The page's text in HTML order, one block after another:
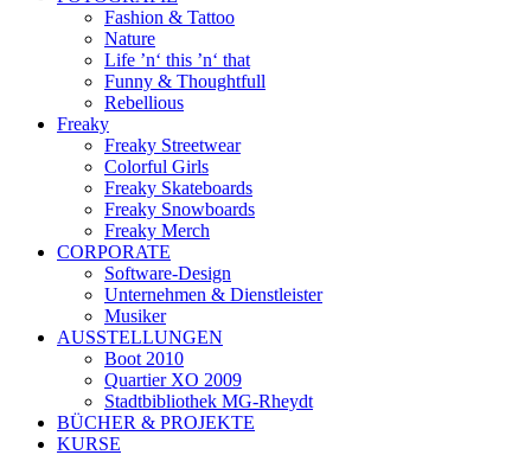
Fashion & Tattoo
Nature
Life ’n‘ this ’n‘ that
Funny & Thoughtfull
Rebellious
Freaky
Freaky Streetwear
Colorful Girls
Freaky Skateboards
Freaky Snowboards
Freaky Merch
CORPORATE
Software-Design
Unternehmen & Dienstleister
Musiker
AUSSTELLUNGEN
Boot 2010
Quartier XO 2009
Stadtbibliothek MG-Rheydt
BÜCHER & PROJEKTE
KURSE